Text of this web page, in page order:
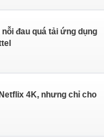
đau quá tải ứng dụng
4K, nhưng chỉ cho